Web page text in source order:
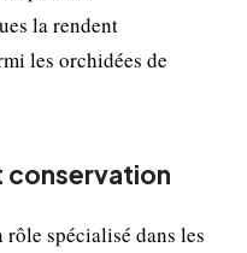
la rendent
les orchidées de
conservation
spécialisé dans les